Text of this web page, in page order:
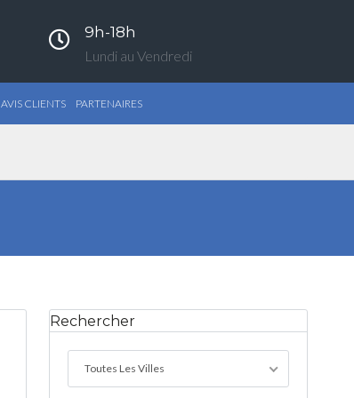
9h-18h
Lundi au Vendredi
AVIS CLIENTS PARTENAIRES
Rechercher
Toutes Les Villes